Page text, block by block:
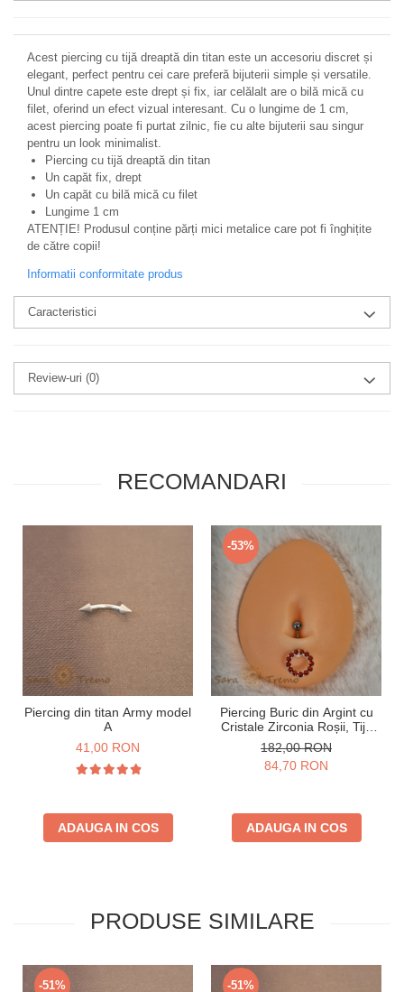
Acest piercing cu tijă dreaptă din titan este un accesoriu discret și
elegant, perfect pentru cei care preferă bijuterii simple și versatile.
Unul dintre capete este drept și fix, iar celălalt are o bilă mică cu
filet, oferind un efect vizual interesant. Cu o lungime de 1 cm,
acest piercing poate fi purtat zilnic, fie cu alte bijuterii sau singur
pentru un look minimalist.
Piercing cu tijă dreaptă din titan
Un capăt fix, drept
Un capăt cu bilă mică cu filet
Lungime 1 cm
ATENȚIE! Produsul conține părți mici metalice care pot fi înghițite
de către copii!
Informatii conformitate produs
Caracteristici
Review-uri (0)
RECOMANDARI
Piercing din titan Army model
A
41,00 RON
ADAUGA IN COS
-53%
Piercing Buric din Argint cu
Cristale Zirconia Roșii, Tijă
Groasă
182,00 RON
84,70 RON
ADAUGA IN COS
PRODUSE SIMILARE
-51% -51%